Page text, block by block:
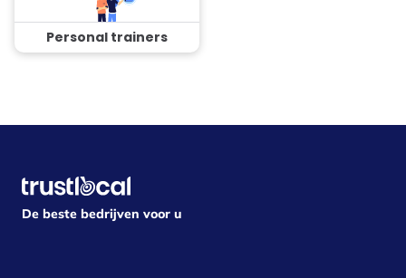
Personal trainers
De beste bedrijven voor u